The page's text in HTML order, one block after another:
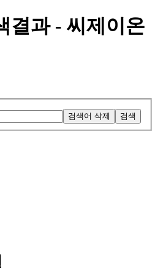
결과 - 씨제이온
검색어 삭제 검색